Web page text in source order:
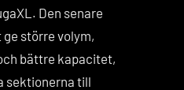
Den senare
större volym,
bättre kapacitet,
sektionerna till